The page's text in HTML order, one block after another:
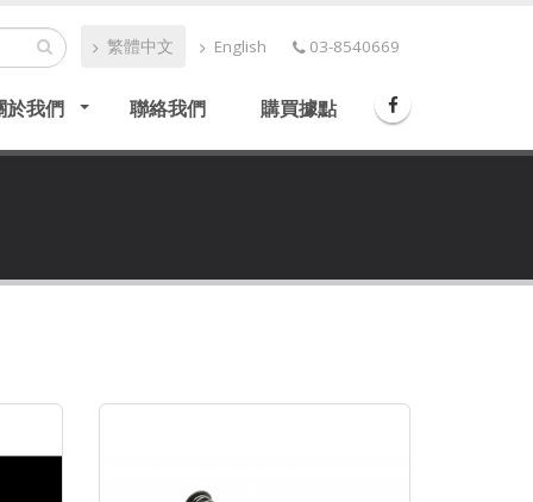
繁體中文 English 03-8540669
於我們 聯絡我們 購買據點